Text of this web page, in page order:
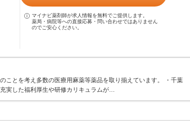
マイナビ薬剤師が求人情報を無料でご提供します。
薬局・病院等への直接応募・問い合わせではありません
のでご安心ください。
ことを考え多数の医療用麻薬等薬品を取り揃えています。 ・千葉
実した福利厚生や研修カリキュラムが…